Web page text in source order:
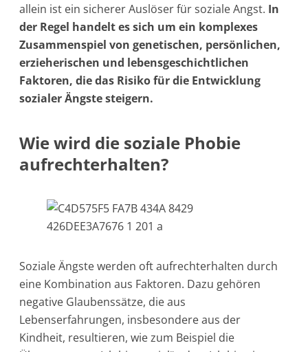
allein ist ein sicherer Auslöser für soziale Angst. In
der Regel handelt es sich um ein komplexes
Zusammenspiel von genetischen, persönlichen,
erzieherischen und lebensgeschichtlichen
Faktoren, die das Risiko für die Entwicklung
sozialer Ängste steigern.
Wie wird die soziale Phobie
aufrechterhalten?
Soziale Ängste werden oft aufrechterhalten durch
eine Kombination aus Faktoren. Dazu gehören
negative Glaubenssätze, die aus
Lebenserfahrungen, insbesondere aus der
Kindheit, resultieren, wie zum Beispiel die